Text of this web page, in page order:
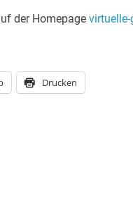
der Homepage
Drucken